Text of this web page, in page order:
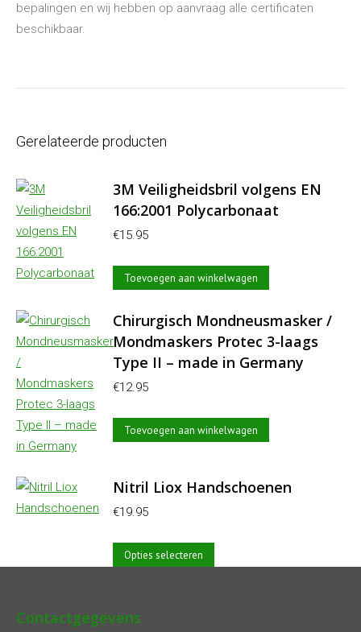
bepalingen en wij hebben op aanvraag alle certificaten
beschikbaar.
Gerelateerde producten
3M Veiligheidsbril volgens EN
166:2001 Polycarbonaat
€15.95
Toevoegen aan winkelwagen
Chirurgisch Mondneusmasker /
Mondmaskers Protec 3-laags
Type II – made in Germany
€12.95
Toevoegen aan winkelwagen
Nitril Liox Handschoenen
€19.95
Opties selecteren
Contactgegevens